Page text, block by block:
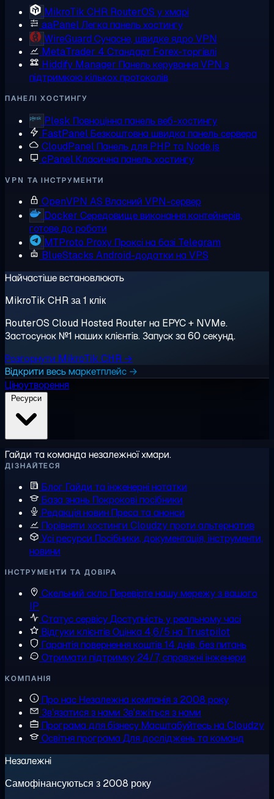
MikroTik CHR RouterOS у хмарі
aaPanelЛегка панель хостингу
WireGuard Сучасне, швидке ядро VPN
MetaTrader 4 Стандарт Forex-торгівлі
Hiddify Manager Панель керування VPN з
підтримкою кількох протоколів
ПАНЕЛІ ХОСТИНГУ
Plesk Повноцінна панель веб-хостингу
FastPanelБезкоштовна швидка панель сервера
CloudPanel Панель для PHP та Node.js
cPanelКласична панель хостингу
VPN ТА ІНСТРУМЕНТИ
OpenVPN AS Власний VPN-сервер
Docker Середовище виконання контейнерів,
готове до роботи
MTProto Proxy Проксі на базі Telegram
BlueStacks Android-додатки на VPS
Найчастіше встановлюють
MikroTik CHR за 1 клік
RouterOS Cloud Hosted Router на EPYC + NVMe.
Застосунок №1 наших клієнтів. Запуск за 60 секунд.
Розгорнути MikroTik CHR →
Відкрити весь маркетплейс →
Ціноутворення
Гайди та команда незалежної хмари.
ДІЗНАЙТЕСЯ
Блог Гайди та інженерні нотатки
База знань Покрокові посібники
Редакція новин Преса та анонси
Порівняти хостинги Cloudzy проти альтернатив
Усі ресурси Посібники, документація, інструменти,
новини
ІНСТРУМЕНТИ ТА ДОВІРА
Скельний скло Перевірте нашу мережу з вашого
IP
Статус сервісуДоступність у реальному часі
Відгуки клієнтівОцінка 4,6/5 на Trustpilot
Гарантія повернення коштів14 днів, без питань
Отримати підтримку 24/7, справжні інженери
КОМПАНІЯ
Про насНезалежна компанія з 2008 року
Зв'язатися з нами Зв'яжіться з нами
Програма для бізнесуМасштабуйтесь на Cloudzy
Освітня програмаДля досліджень та команд
Незалежні
Самофінансуються з 2008 року